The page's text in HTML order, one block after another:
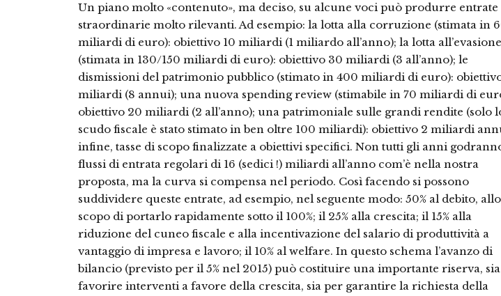
Un piano molto «contenuto», ma deciso, su alcune voci può produrre entrate
straordinarie molto rilevanti. Ad esempio: la lotta alla corruzione (stimata in
miliardi di euro): obiettivo 10 miliardi (1 miliardo all’anno); la lotta all’evasione
(stimata in 130/150 miliardi di euro): obiettivo 30 miliardi (3 all’anno); le
dismissioni del patrimonio pubblico (stimato in 400 miliardi di euro):
miliardi (8 annui); una nuova spending review (stimabile in 70 miliardi di
obiettivo 20 miliardi (2 all’anno); una patrimoniale sulle grandi rendite (solo
scudo fiscale è stato stimato in ben oltre 100 miliardi): obiettivo 2 miliardi
infine, tasse di scopo finalizzate a obiettivi specifici. Non tutti gli anni
flussi di entrata regolari di 16 (sedici !) miliardi all’anno com’è nella nostra
proposta, ma la curva si compensa nel periodo. Così facendo si possono
suddividere queste entrate, ad esempio, nel seguente modo: 50% al debito, allo
scopo di portarlo rapidamente sotto il 100%; il 25% alla crescita; il 15% alla
riduzione del cuneo fiscale e alla incentivazione del salario di produttività a
vantaggio di impresa e lavoro; il 10% al welfare. In questo schema l’avanzo di
bilancio (previsto per il 5% nel 2015) può costituire una importante riserva,
favorire interventi a favore della crescita, sia per garantire la richiesta della